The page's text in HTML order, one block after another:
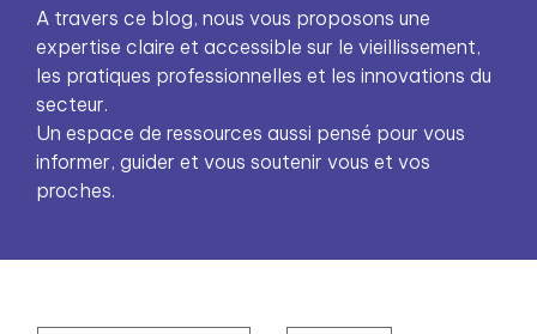
A travers ce blog, nous vous proposons une
expertise claire et accessible sur le vieillissement,
les pratiques professionnelles et les innovations du
secteur.
Un espace de ressources aussi pensé pour vous
informer, guider et vous soutenir vous et vos
proches.